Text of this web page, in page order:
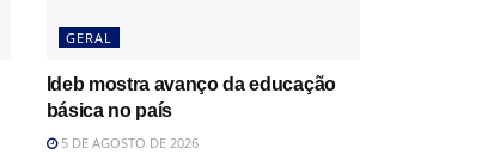
GERAL
Ideb mostra avanço da educação
básica no país
5 DE AGOSTO DE 2026